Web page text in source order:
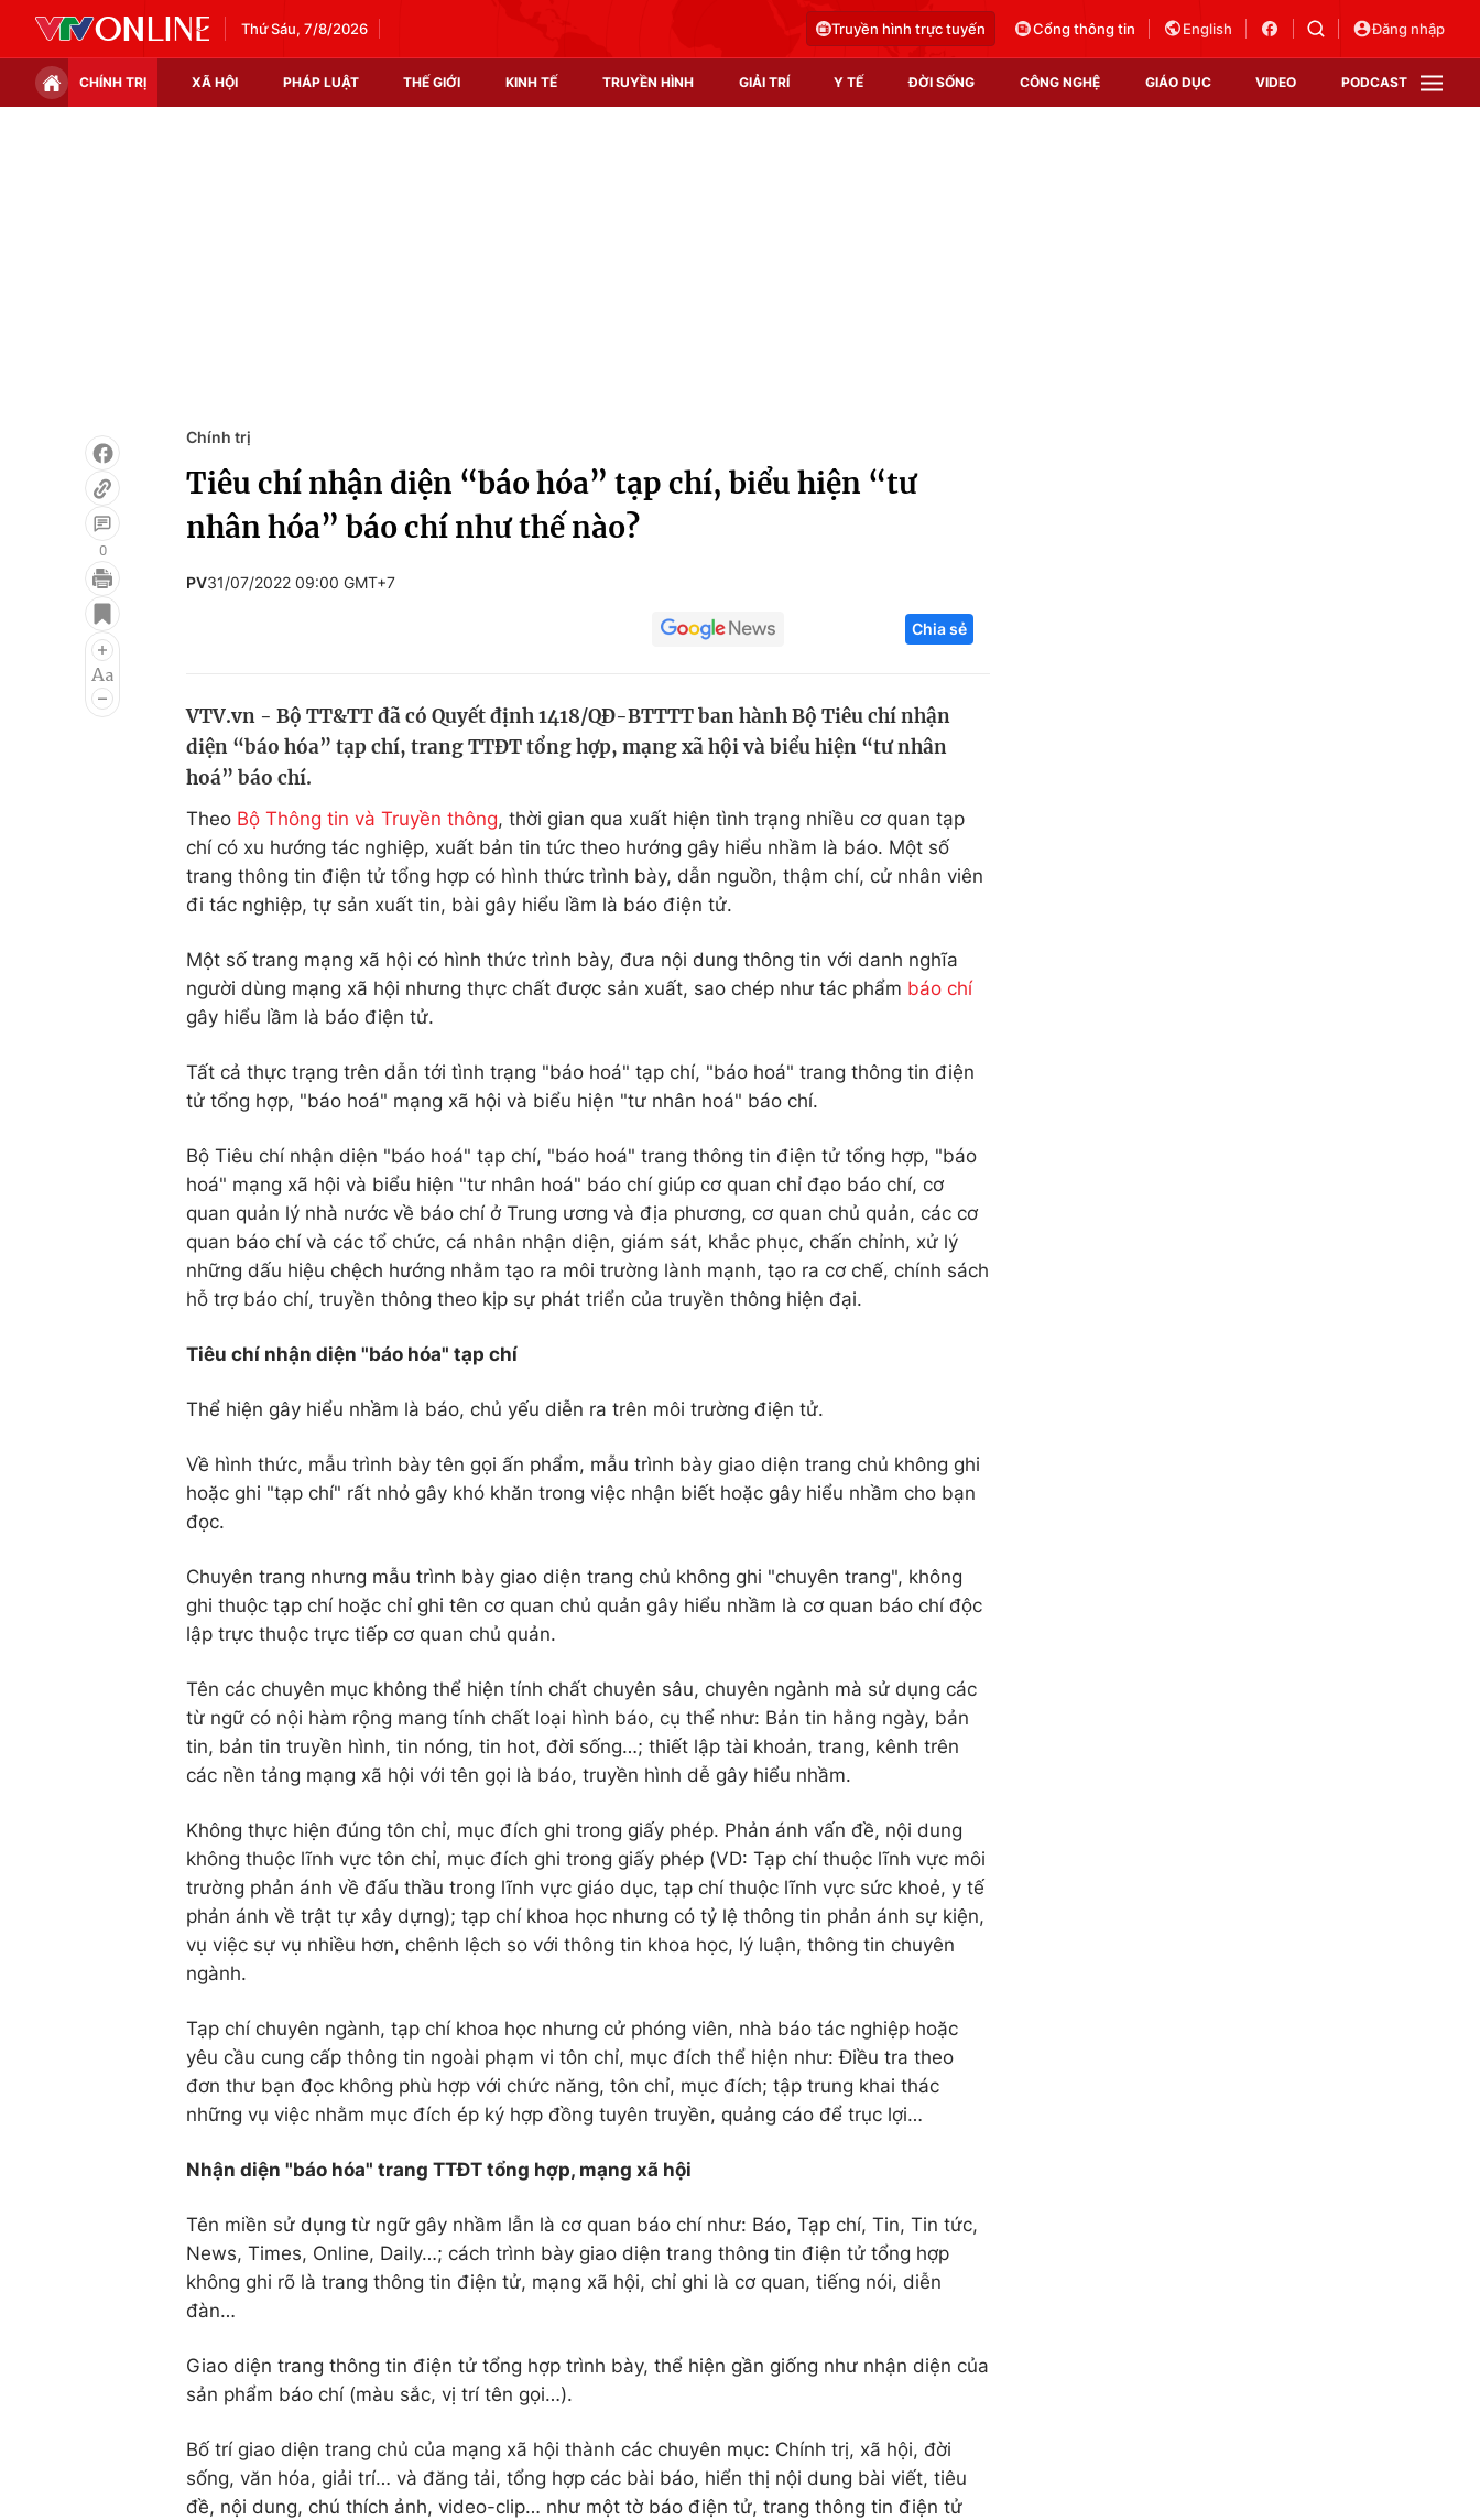
Thứ Sáu, 7/8/2026 Truyền hình trực tuyến Cổng thông tin English Đăng nhập
CHÍNH TRỊ XÃ HỘI PHÁP LUẬT THẾ GIỚI KINH TẾ TRUYỀN HÌNH GIẢI TRÍ Y TẾ ĐỜI SỐNG CÔNG NGHỆ GIÁO DỤC VIDEO PODCAST
Infographic
Điện ảnh
Âm nhạc
Chất lượng cuộc sống
Tuyển sinh
Hitech Công nghệ tương lai
Thị trường
0
Chính trị
Tiêu chí nhận diện “báo hóa” tạp chí, biểu hiện “tư
nhân hóa” báo chí như thế nào?
PV31/07/2022 09:00 GMT+7
Chia sẻ
VTV.vn - Bộ TT&TT đã có Quyết định 1418/QĐ-BTTTT ban hành Bộ Tiêu chí nhận
diện “báo hóa” tạp chí, trang TTĐT tổng hợp, mạng xã hội và biểu hiện “tư nhân
hoá” báo chí.
Theo Bộ Thông tin và Truyền thông, thời gian qua xuất hiện tình trạng nhiều cơ quan tạp
chí có xu hướng tác nghiệp, xuất bản tin tức theo hướng gây hiểu nhầm là báo. Một số
trang thông tin điện tử tổng hợp có hình thức trình bày, dẫn nguồn, thậm chí, cử nhân viên
đi tác nghiệp, tự sản xuất tin, bài gây hiểu lầm là báo điện tử.
Một số trang mạng xã hội có hình thức trình bày, đưa nội dung thông tin với danh nghĩa
người dùng mạng xã hội nhưng thực chất được sản xuất, sao chép như tác phẩm báo chí
gây hiểu lầm là báo điện tử.
Tất cả thực trạng trên dẫn tới tình trạng "báo hoá" tạp chí, "báo hoá" trang thông tin điện
tử tổng hợp, "báo hoá" mạng xã hội và biểu hiện "tư nhân hoá" báo chí.
Bộ Tiêu chí nhận diện "báo hoá" tạp chí, "báo hoá" trang thông tin điện tử tổng hợp, "báo
hoá" mạng xã hội và biểu hiện "tư nhân hoá" báo chí giúp cơ quan chỉ đạo báo chí, cơ
quan quản lý nhà nước về báo chí ở Trung ương và địa phương, cơ quan chủ quản, các cơ
quan báo chí và các tổ chức, cá nhân nhận diện, giám sát, khắc phục, chấn chỉnh, xử lý
những dấu hiệu chệch hướng nhằm tạo ra môi trường lành mạnh, tạo ra cơ chế, chính sách
hỗ trợ báo chí, truyền thông theo kịp sự phát triển của truyền thông hiện đại.
Tiêu chí nhận diện "báo hóa" tạp chí
Thể hiện gây hiểu nhầm là báo, chủ yếu diễn ra trên môi trường điện tử.
Về hình thức, mẫu trình bày tên gọi ấn phẩm, mẫu trình bày giao diện trang chủ không ghi
hoặc ghi "tạp chí" rất nhỏ gây khó khăn trong việc nhận biết hoặc gây hiểu nhầm cho bạn
đọc.
Chuyên trang nhưng mẫu trình bày giao diện trang chủ không ghi "chuyên trang", không
ghi thuộc tạp chí hoặc chỉ ghi tên cơ quan chủ quản gây hiểu nhầm là cơ quan báo chí độc
lập trực thuộc trực tiếp cơ quan chủ quản.
Tên các chuyên mục không thể hiện tính chất chuyên sâu, chuyên ngành mà sử dụng các
từ ngữ có nội hàm rộng mang tính chất loại hình báo, cụ thể như: Bản tin hằng ngày, bản
tin, bản tin truyền hình, tin nóng, tin hot, đời sống…; thiết lập tài khoản, trang, kênh trên
các nền tảng mạng xã hội với tên gọi là báo, truyền hình dễ gây hiểu nhầm.
Không thực hiện đúng tôn chỉ, mục đích ghi trong giấy phép. Phản ánh vấn đề, nội dung
không thuộc lĩnh vực tôn chỉ, mục đích ghi trong giấy phép (VD: Tạp chí thuộc lĩnh vực môi
trường phản ánh về đấu thầu trong lĩnh vực giáo dục, tạp chí thuộc lĩnh vực sức khoẻ, y tế
phản ánh về trật tự xây dựng); tạp chí khoa học nhưng có tỷ lệ thông tin phản ánh sự kiện,
vụ việc sự vụ nhiều hơn, chênh lệch so với thông tin khoa học, lý luận, thông tin chuyên
ngành.
Tạp chí chuyên ngành, tạp chí khoa học nhưng cử phóng viên, nhà báo tác nghiệp hoặc
yêu cầu cung cấp thông tin ngoài phạm vi tôn chỉ, mục đích thể hiện như: Điều tra theo
đơn thư bạn đọc không phù hợp với chức năng, tôn chỉ, mục đích; tập trung khai thác
những vụ việc nhằm mục đích ép ký hợp đồng tuyên truyền, quảng cáo để trục lợi…
Nhận diện "báo hóa" trang TTĐT tổng hợp, mạng xã hội
Tên miền sử dụng từ ngữ gây nhầm lẫn là cơ quan báo chí như: Báo, Tạp chí, Tin, Tin tức,
News, Times, Online, Daily…; cách trình bày giao diện trang thông tin điện tử tổng hợp
không ghi rõ là trang thông tin điện tử, mạng xã hội, chỉ ghi là cơ quan, tiếng nói, diễn
đàn…
Giao diện trang thông tin điện tử tổng hợp trình bày, thể hiện gần giống như nhận diện của
sản phẩm báo chí (màu sắc, vị trí tên gọi…).
Bố trí giao diện trang chủ của mạng xã hội thành các chuyên mục: Chính trị, xã hội, đời
sống, văn hóa, giải trí… và đăng tải, tổng hợp các bài báo, hiển thị nội dung bài viết, tiêu
đề, nội dung, chú thích ảnh, video-clip… như một tờ báo điện tử, trang thông tin điện tử